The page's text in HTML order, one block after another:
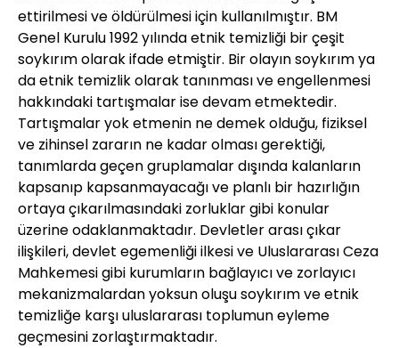
ettirilmesi ve öldürülmesi için kullanılmıştır. BM
Genel Kurulu 1992 yılında etnik temizliği bir çeşit
soykırım olarak ifade etmiştir. Bir olayın soykırım ya
da etnik temizlik olarak tanınması ve engellenmesi
hakkındaki tartışmalar ise devam etmektedir.
Tartışmalar yok etmenin ne demek olduğu, fiziksel
ve zihinsel zararın ne kadar olması gerektiği,
tanımlarda geçen gruplamalar dışında kalanların
kapsanıp kapsanmayacağı ve planlı bir hazırlığın
ortaya çıkarılmasındaki zorluklar gibi konular
üzerine odaklanmaktadır. Devletler arası çıkar
ilişkileri, devlet egemenliği ilkesi ve Uluslararası Ceza
Mahkemesi gibi kurumların bağlayıcı ve zorlayıcı
mekanizmalardan yoksun oluşu soykırım ve etnik
temizliğe karşı uluslararası toplumun eyleme
geçmesini zorlaştırmaktadır.